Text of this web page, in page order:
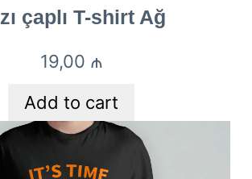
çaplı T-shirt Ağ
19,00 ₼
Add to cart